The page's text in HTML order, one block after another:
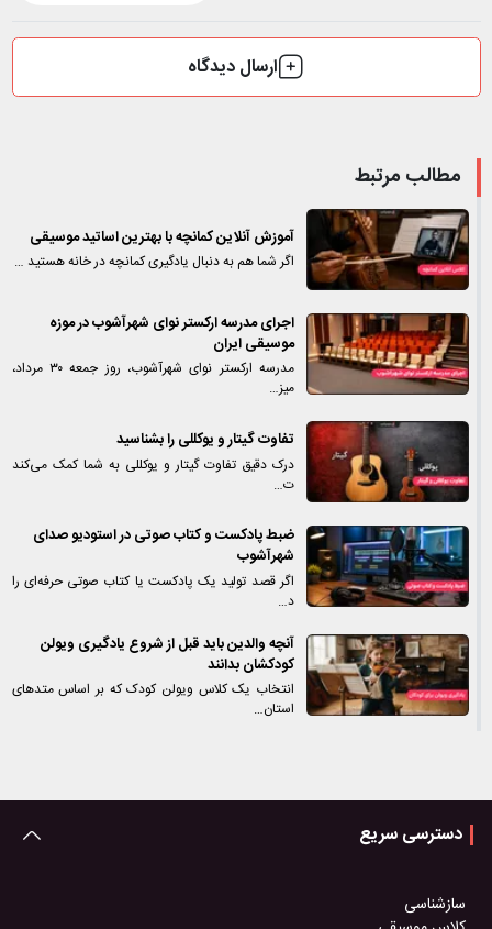
ارسال دیدگاه
مطالب مرتبط
آموزش آنلاین کمانچه با بهترین اساتید موسیقی
اگر شما هم به دنبال یادگیری کمانچه در خانه هستید …
اجرای مدرسه ارکستر نوای شهرآشوب در موزه
موسیقی ایران
مدرسه ارکستر نوای شهرآشوب، روز جمعه ۳۰ مرداد،
میز…
تفاوت گیتار و یوکللی را بشناسید
درک دقیق تفاوت گیتار و یوکللی به شما کمک می‌کند
ت…
ضبط پادکست و کتاب صوتی در استودیو صدای
شهرآشوب
اگر قصد تولید یک پادکست یا کتاب صوتی حرفه‌ای را
د…
آنچه والدین باید قبل از شروع یادگیری ویولن
کودکشان بدانند
انتخاب یک کلاس ویولن کودک که بر اساس متدهای
استان…
دسترسی سریع
سازشناسی